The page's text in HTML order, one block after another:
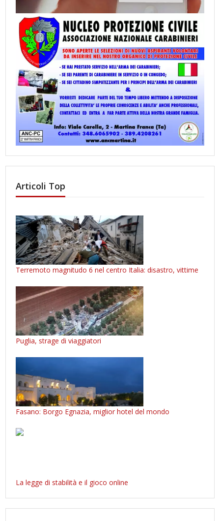
Articoli Top
Terremoto magnitudo 6 nel centro Italia: disastro, vittime
Puglia, strage di viaggiatori
Fasano: Borgo Egnazia, miglior hotel del mondo
La legge di stabilità e il gioco online